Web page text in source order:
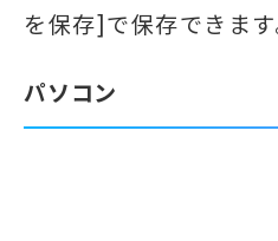
を保存]で保存できます
パソコン